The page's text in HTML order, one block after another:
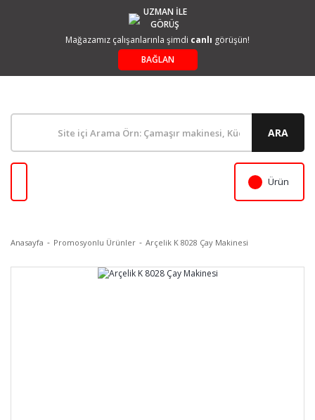
UZMAN İLE
GÖRÜŞ
Mağazamız çalışanlarınla şimdi canlı görüşün!
BAĞLAN
ARA
Ürün
Anasayfa Promosyonlu Ürünler Arçelik K 8028 Çay Makinesi